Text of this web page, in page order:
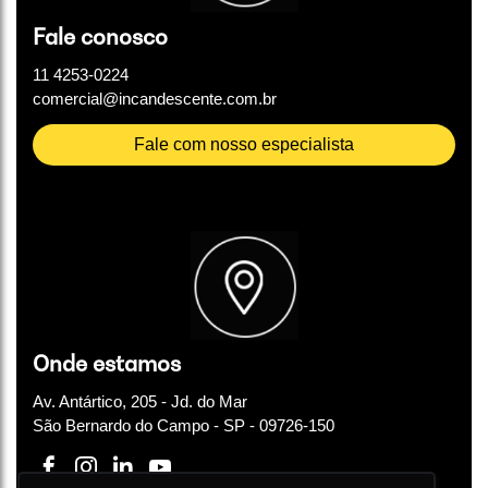
Fale conosco
11 4253-0224
comercial@incandescente.com.br
Fale com nosso especialista
Onde estamos
Av. Antártico, 205 - Jd. do Mar
São Bernardo do Campo - SP - 09726-150